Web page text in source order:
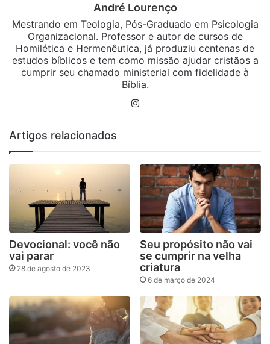
André Lourenço
Mestrando em Teologia, Pós-Graduado em Psicologia
Organizacional. Professor e autor de cursos de
Homilética e Hermenêutica, já produziu centenas de
estudos bíblicos e tem como missão ajudar cristãos a
cumprir seu chamado ministerial com fidelidade à
Bíblia.
Artigos relacionados
Devocional: você não
vai parar
28 de agosto de 2023
Seu propósito não vai
se cumprir na velha
criatura
6 de março de 2024